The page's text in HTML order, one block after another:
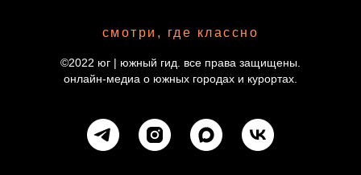
смотри, где классно
©2022 юг | южный гид. все права защищены.
онлайн-медиа о южных городах и курортах.